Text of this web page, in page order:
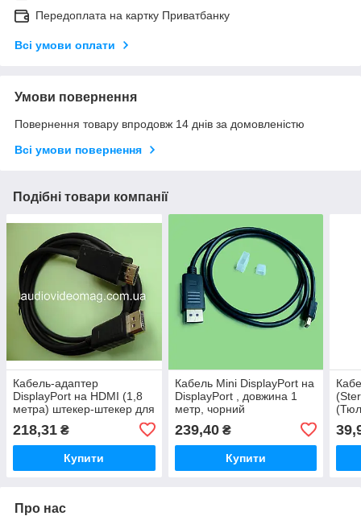
Передоплата на картку Приватбанку
Всі умови оплати
Умови повернення
Повернення товару впродовж 14 днів за домовленістю
Всі умови повернення
Подібні товари компанії
Кабель-адаптер
DisplayPort на HDMI (1,8
метра) штекер-штекер для
підключення монітора/ТВ
до ПК
218,31 ₴
Купити
Кабель Mini DisplayPort на
DisplayPort , довжина 1
метр, чорний
239,40₴
Купити
Про нас